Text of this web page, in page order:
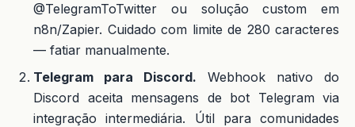
@TelegramToTwitter ou solução custom em
n8n/Zapier. Cuidado com limite de 280 caracteres
— fatiar manualmente.
Telegram para Discord. Webhook nativo do
Discord aceita mensagens de bot Telegram via
integração intermediária. Útil para comunidades